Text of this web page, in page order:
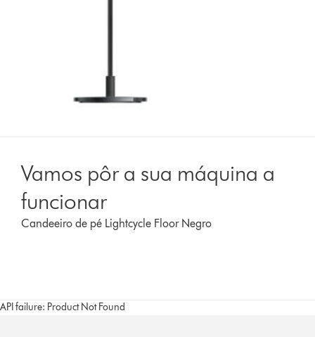
Vamos pôr a sua máquina a
funcionar
Candeeiro de pé Lightcycle Floor Negro
API failure: Product Not Found